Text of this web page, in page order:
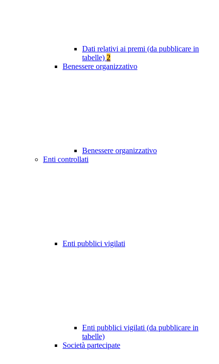
Dati relativi ai premi (da pubblicare in
tabelle) 2
Benessere organizzativo
Benessere organizzativo
Enti controllati
Enti pubblici vigilati
Enti pubblici vigilati (da pubblicare in
tabelle)
Società partecipate